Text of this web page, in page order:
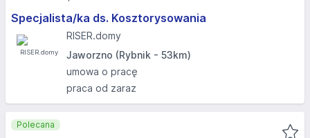
Specjalista/ka ds. Kosztorysowania
RISER.domy
Jaworzno (Rybnik - 53km)
umowa o pracę
praca od zaraz
Polecana